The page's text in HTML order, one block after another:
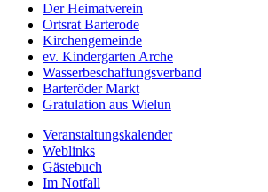
Der Heimatverein
Ortsrat Barterode
Kirchengemeinde
ev. Kindergarten Arche
Wasserbeschaffungsverband
Barteröder Markt
Gratulation aus Wielun
Veranstaltungskalender
Weblinks
Gästebuch
Im Notfall